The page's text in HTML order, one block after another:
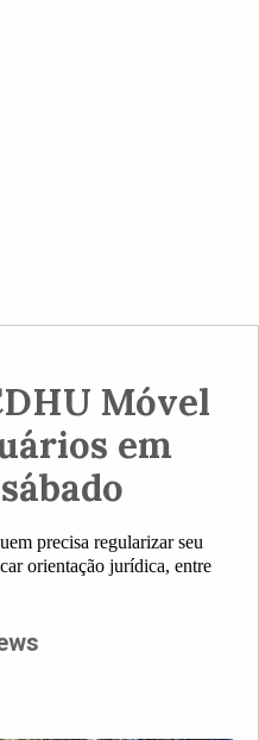
Móvel
em
precisa regularizar seu
orientação jurídica, entre